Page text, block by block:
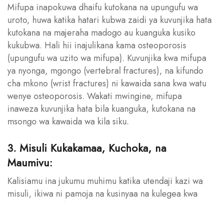
Mifupa inapokuwa dhaifu kutokana na upungufu wa
uroto, huwa katika hatari kubwa zaidi ya kuvunjika hata
kutokana na majeraha madogo au kuanguka kusiko
kukubwa. Hali hii inajulikana kama osteoporosis
(upungufu wa uzito wa mifupa). Kuvunjika kwa mifupa
ya nyonga, mgongo (vertebral fractures), na kifundo
cha mkono (wrist fractures) ni kawaida sana kwa watu
wenye osteoporosis. Wakati mwingine, mifupa
inaweza kuvunjika hata bila kuanguka, kutokana na
msongo wa kawaida wa kila siku.
3. Misuli Kukakamaa, Kuchoka, na
Maumivu:
Kalisiamu ina jukumu muhimu katika utendaji kazi wa
misuli, ikiwa ni pamoja na kusinyaa na kulegea kwa